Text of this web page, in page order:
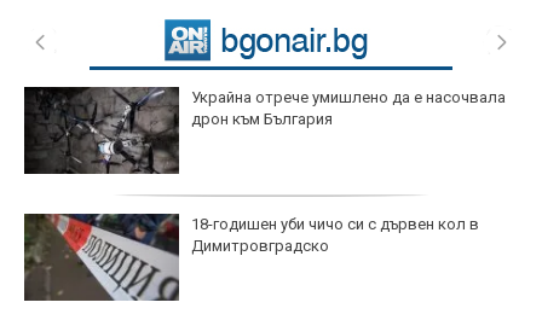
Украйна отрече умишлено да е насочвала
дрон към България
18-годишен уби чичо си с дървен кол в
Димитровградско